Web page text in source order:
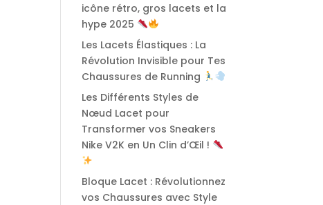
icône rétro, gros lacets et la
hype 2025
Les Lacets Élastiques : La
Révolution Invisible pour Tes
Chaussures de Running
Les Différents Styles de
Nœud Lacet pour
Transformer vos Sneakers
Nike V2K en Un Clin d’Œil !
Bloque Lacet : Révolutionnez
vos Chaussures avec Style